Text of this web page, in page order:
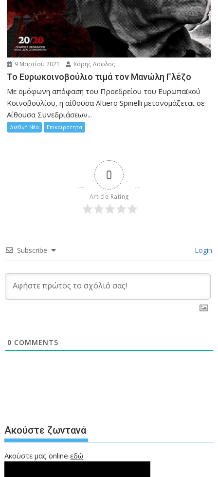
9 Μαρτίου 2021 Χάρης Δάφλος
To Eυρωκοινοβούλιο τιμά τον Μανώλη Γλέζο
Με ομόφωνη απόφαση του Προεδρείου του Ευρωπαϊκού
Κοινοβουλίου, η αίθουσα Altiero Spinelli μετονομάζεται σε
Αίθουσα Συνεδριάσεων...
Διεθνή Νέα Επικαιρότητα
0
Article Rating
Subscribe Login
0 COMMENTS
Ακούστε ζωντανά
Ακούστε μας onlineεδώ